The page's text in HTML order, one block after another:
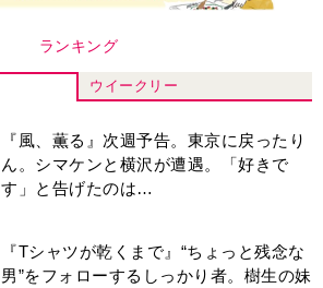
ランキング
ウイークリー
『風、薫る』次週予告。東京に戻ったり
ん。シマケンと横沢が遭遇。「好きで
す」と告げたのは…
『Tシャツが乾くまで』“ちょっと残念な
男”をフォローするしっかり者。樹生の妹